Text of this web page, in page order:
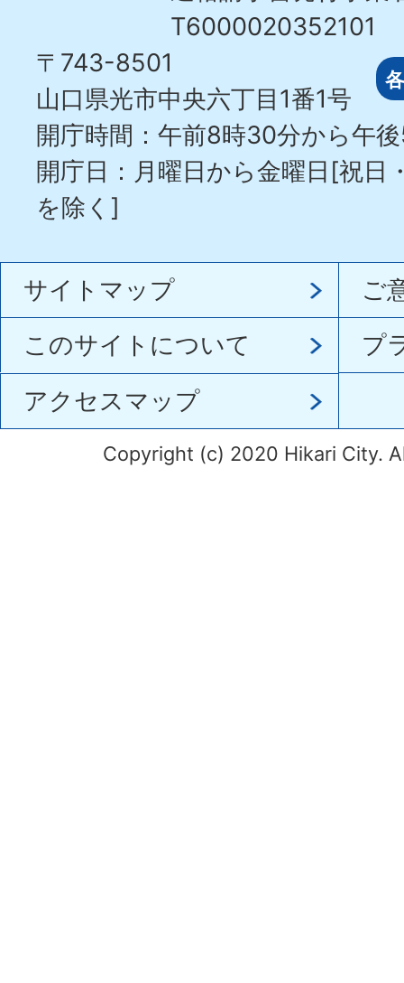
T6000020352101
〒743-8501
山口県光市中央六丁目1番1号
開庁時間：午前8時30分から午
開庁日：月曜日から金曜日[祝日
を除く]
サイトマップ
ご
このサイトについて
プ
アクセスマップ
Copyright (c) 2020 Hikari City.